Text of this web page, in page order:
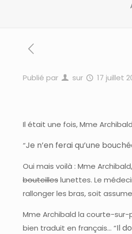
Publié par sur 17 juillet
Il était une fois, Mme
“Je n’en ferai qu’une
Oui mais voilà : Mme
bouteilleslunettes. Le
rallonger les bras, soit
Mme Archibald la courte-
bien traduit en français… “Il